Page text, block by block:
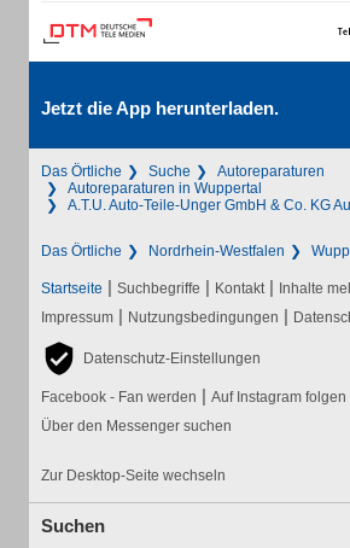
Jetzt die App herunterladen.
Das Örtliche Suche
Autoreparaturen
Autoreparaturen in Wuppertal
A.T.U. Auto-Teile-Unger GmbH & Co. KG
Das Örtliche Nordrhein-Westfalen
Startseite | Suchbegriffe | Kontakt | Inhalte
Impressum | Nutzungsbedingungen |
Datenschutz-Einstellungen
Facebook - Fan werden | Auf Instagram folgen
Über den Messenger suchen
Zur Desktop-Seite wechseln
Suchen